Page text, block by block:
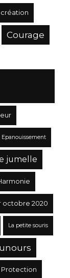
création
Courage
Epanouissement
jumelle
octobre 2020
La petite souris
Protection